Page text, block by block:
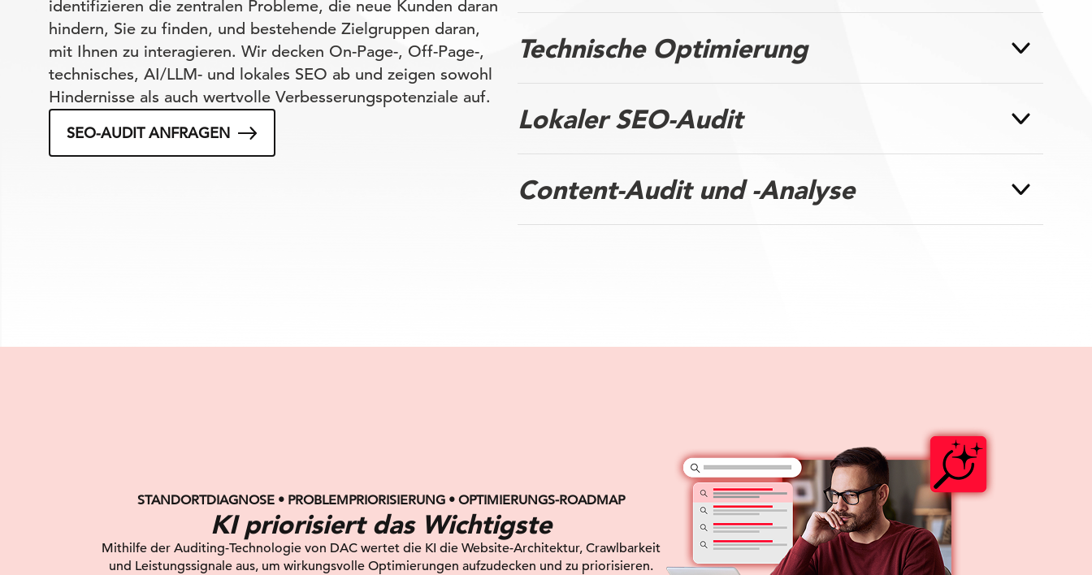
identifizieren die zentralen Probleme, die neue Kunden daran
hindern, Sie zu finden, und bestehende Zielgruppen daran,
mit Ihnen zu interagieren. Wir decken On-Page-, Off-Page-,
technisches, AI/LLM- und lokales SEO ab und zeigen sowohl
Hindernisse als auch wertvolle Verbesserungspotenziale auf.
SEO-AUDIT ANFRAGEN
Technische Optimierung
Lokaler SEO-Audit
Content-Audit und -Analyse
STANDORTDIAGNOSE • PROBLEMPRIORISIERUNG • OPTIMIERUNGS-ROADMAP
KI priorisiert das Wichtigste
Mithilfe der Auditing-Technologie von DAC wertet die KI die Website-Architektur, Crawlbarkeit
und Leistungssignale aus, um wirkungsvolle Optimierungen aufzudecken und zu priorisieren.